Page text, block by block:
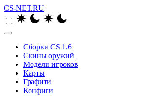
CS-NET.RU
Сборки CS 1.6
Скины оружий
Модели игроков
Карты
Графити
Конфиги